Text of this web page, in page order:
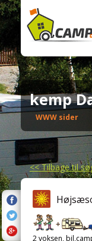
kemp
WWW sider
<<Tilbage til
2 voksen,